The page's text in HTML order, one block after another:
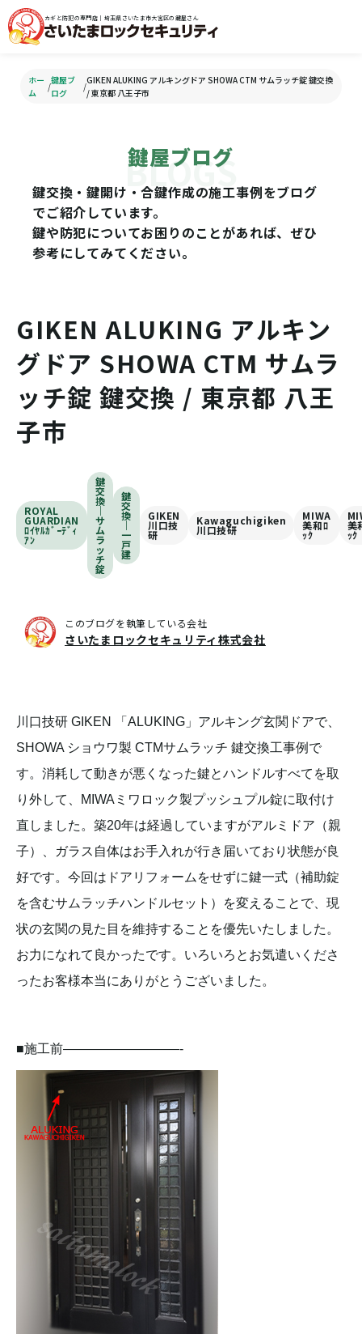
カギと防犯の専門店｜埼玉県さいたま市大宮区の鍵屋さん
ホー
ム
/
鍵屋ブ
ログ
/
GIKEN ALUKING アルキングドア SHOWA CTM サムラッチ錠 鍵交換
/ 東京都 八王子市
鍵屋ブログ
鍵交換・鍵開け・合鍵作成の施工事例をブログ
でご紹介しています。
鍵や防犯についてお困りのことがあれば、ぜひ
参考にしてみてください。
GIKEN ALUKING アルキン
グドア SHOWA CTM サムラ
ッチ錠 鍵交換 / 東京都 八王
子市
ROYAL
GUARDIAN
ﾛｲﾔﾙｶﾞｰﾃﾞｨ
ｱﾝ
鍵
交
換
｜
サ
ム
ラ
ッ
チ
錠
鍵
交
換
｜
一
戸
建
GIKEN
川口技
研
Kawaguchigiken
川口技研
MIWA
美和ﾛ
ｯｸ
美
ｯｸ
このブログを執筆している会社
さいたまロックセキュリティ株式会社
川口技研 GIKEN 「ALUKING」アルキング玄関ドアで、
SHOWA ショウワ製 CTMサムラッチ 鍵交換工事例で
す。消耗して動きが悪くなった鍵とハンドルすべてを取
り外して、MIWAミワロック製プッシュプル錠に取付け
直しました。築20年は経過していますがアルミドア（親
子）、ガラス自体はお手入れが行き届いており状態が良
好です。今回はドアリフォームをせずに鍵一式（補助錠
を含むサムラッチハンドルセット）を変えることで、現
状の玄関の見た目を維持することを優先いたしました。
お力になれて良かったです。いろいろとお気遣いくださ
ったお客様本当にありがとうございました。
■施工前—————————-